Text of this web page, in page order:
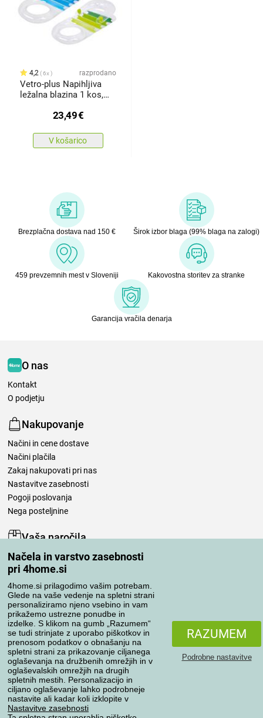
Načela in varstvo zasebnosti
pri 4home.si
4home.si prilagodimo vašim potrebam.
Glede na vaše vedenje na spletni strani
personaliziramo njeno vsebino in vam
prikažemo ustrezne ponudbe in
izdelke. S klikom na gumb „Razumem“
se tudi strinjate z uporabo piškotkov in
prenosom podatkov o obnašanju na
spletni strani za prikazovanje ciljanega
oglaševanja na družbenih omrežjih in v
oglaševalskih omrežjih na drugih
spletnih mestih. Personalizacijo in
ciljano oglaševanje lahko podrobneje
nastavite ali kadar koli izklopite v
Nastavitve zasebnosti
RAZUMEM
Podrobne nastavitve
4,2 6x razprodano
Vetro-plus Napihljiva
ležalna blazina 1 kos,
23,49€
V košarico
Brezplačna dostava nad 150 € Širok izbor blaga (99% blaga na zalogi)
459 prevzemnih mest v Sloveniji Kakovostna storitev za stranke
Garancija vračila denarja
O nas
Kontakt
O podjetju
Nakupovanje
Načini in cene dostave
Načini plačila
Zakaj nakupovati pri nas
Nastavitve zasebnosti
Pogoji poslovanja
Nega posteljnine
Vaša naročila
Moj račun
Pregled naročil
Reklamacija
Odstop od kupoprodajne pogodbe
Pravila obdelave ocen
Načini prevoza
Načini plačila